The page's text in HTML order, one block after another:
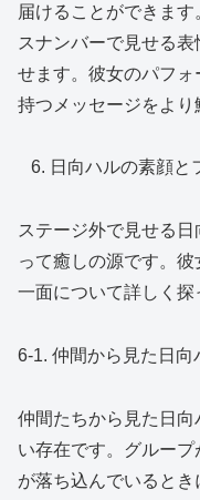
届けることができま
スナンバーで見せる
せます。彼女のパフ
持つメッセージをより
日向ハルの素顔と
ステージ外で見せる
って癒しの源です。
一面について詳しく探
6-1. 仲間から見た日向
仲間たちから見た日
い存在です。グルー
が落ち込んでいると